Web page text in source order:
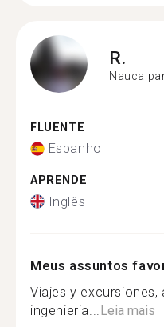
R.
FLUENTE
Espanhol
APRENDE
Inglês
Meus assuntos
Viajes y excursiones,
ingenieria... Leia mais